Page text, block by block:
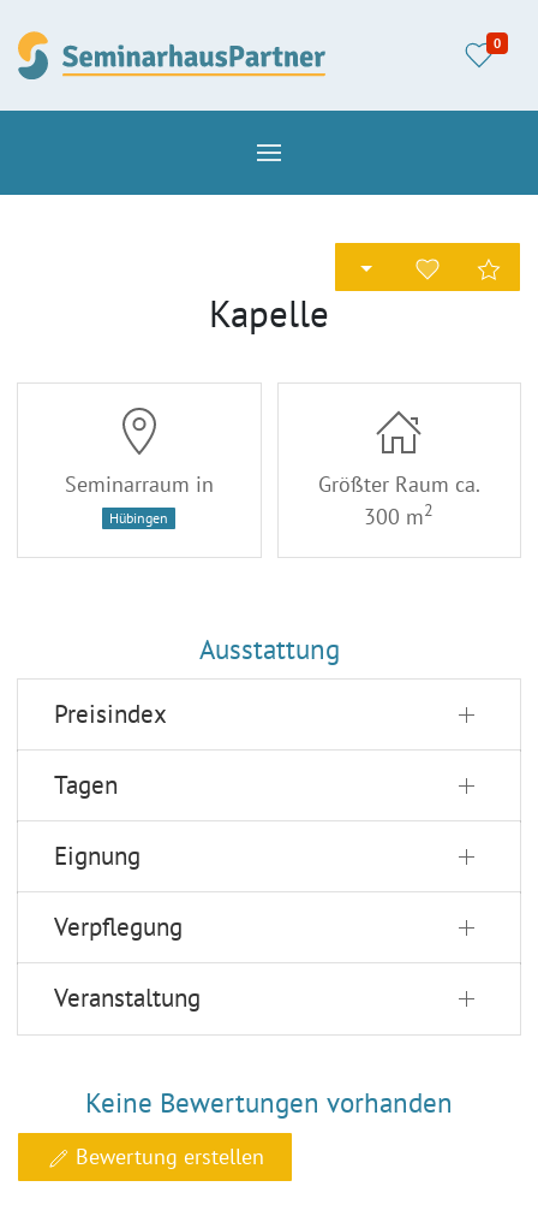
0
Kapelle
Seminarraum in
Hübingen
Größter Raum ca.
300 m2
Ausstattung
Preisindex
Tagen
Eignung
Verpflegung
Veranstaltung
Keine Bewertungen vorhanden
Bewertung erstellen